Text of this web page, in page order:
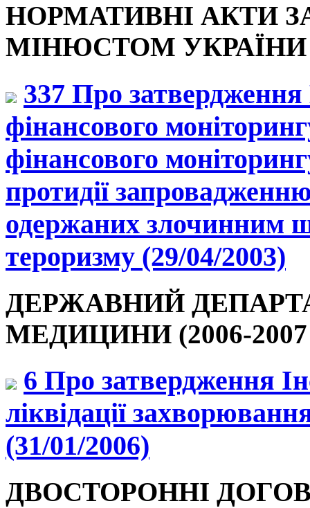
НОРМАТИВНІ АКТИ
МІНЮСТОМ УКРАЇНИ
337 Про затвердження
фінансового
фінансового
протидії
одержаних злочинним
тероризму (29/04/2003)
ДЕРЖАВНИЙ
МЕДИЦИНИ (2006-2007
6 Про затвердження
ліквідації
(31/01/2006)
ДВОСТОРОННІ